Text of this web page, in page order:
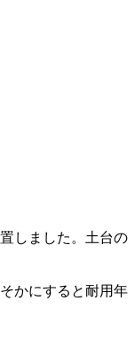
しました。土台の
かにすると耐用年